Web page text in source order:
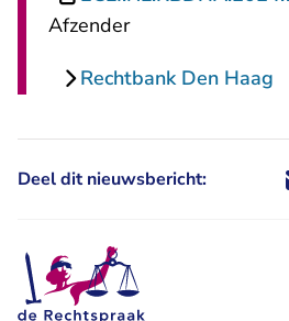
Afzender
Rechtbank Den Haag
Deel dit nieuwsbericht: Deel